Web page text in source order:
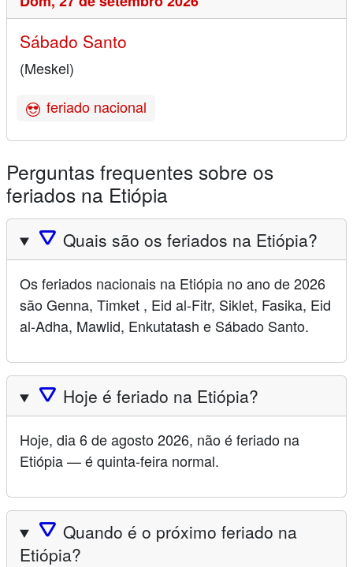
Sábado Santo
(Meskel)
feriado nacional
Perguntas frequentes sobre os
feriados na Etiópia
🛆 Quais são os feriados na Etiópia?
Os feriados nacionais na Etiópia no ano de 2026
são Genna, Timket , Eid al-Fitr, Siklet, Fasika, Eid
al-Adha, Mawlid, Enkutatash e Sábado Santo.
🛆 Hoje é feriado na Etiópia?
Hoje, dia 6 de agosto 2026, não é feriado na
Etiópia — é quinta-feira normal.
🛆 Quando é o próximo feriado na
Etiópia?